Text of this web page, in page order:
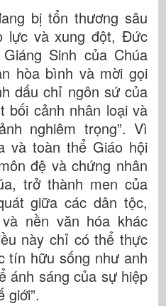
bị tổn thương sâu
lực và xung đột, Đức
Sinh của Chúa
hòa bình và mời gọi
dấu chỉ ngôn sứ của
bối cảnh nhân loại và
nghiêm trọng”. Vì
và toàn thể Giáo hội
đệ và chứng nhân
trở thành men của
giữa các dân tộc,
nền văn hóa khác
này chỉ có thể thực
tín hữu sống như anh
ánh sáng của sự hiệp
giới”.